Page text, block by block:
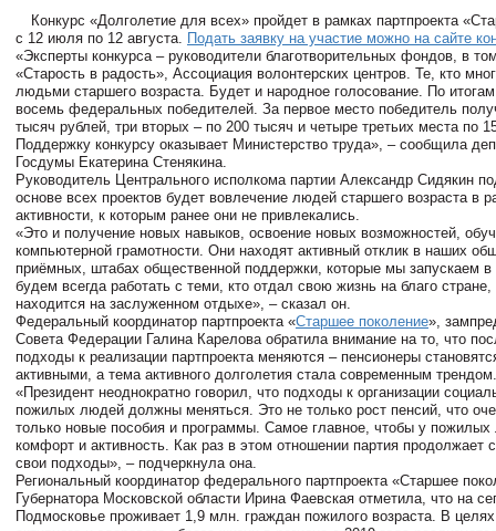
Конкурс «Долголетие для всех» пройдет в рамках партпроекта
с 12 июля по 12 августа.
Подать заявку на участие можно на сайте
«Эксперты конкурса – руководители благотворительных фондов, в
«Старость в радость», Ассоциация волонтерских центров. Те, кто
людьми старшего возраста. Будет и народное голосование. По итогам
восемь федеральных победителей. За первое место победитель
тысяч рублей, три вторых – по 200 тысяч и четыре третьих места по
Поддержку конкурсу оказывает Министерство труда», – сообщила
Госдумы Екатерина Стенякина.
Руководитель Центрального исполкома партии Александр Сидякин
основе всех проектов будет вовлечение людей старшего возраста в
активности, к которым ранее они не привлекались.
«Это и получение новых навыков, освоение новых возможностей,
компьютерной грамотности. Они находят активный отклик в наших
приёмных, штабах общественной поддержки, которые мы запускаем
будем всегда работать с теми, кто отдал свою жизнь на благо стране,
находится на заслуженном отдыхе», – сказал он.
Федеральный координатор партпроекта «Старшее поколение»,
Совета Федерации Галина Карелова обратила внимание на то, что
подходы к реализации партпроекта меняются – пенсионеры
активными, а тема активного долголетия стала современным трендом.
«Президент неоднократно говорил, что подходы к организации
пожилых людей должны меняться. Это не только рост пенсий, что
только новые пособия и программы. Самое главное, чтобы у
комфорт и активность. Как раз в этом отношении партия продолжает
свои подходы», – подчеркнула она.
Региональный координатор федерального партпроекта «Старшее
Губернатора Московской области Ирина Фаевская отметила, что на
Подмосковье проживает 1,9 млн. граждан пожилого возраста. В